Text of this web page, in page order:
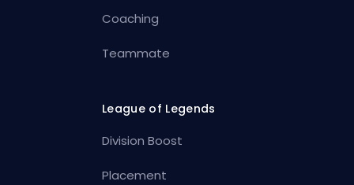
Coaching
Teammate
League of Legends
Division Boost
Placement